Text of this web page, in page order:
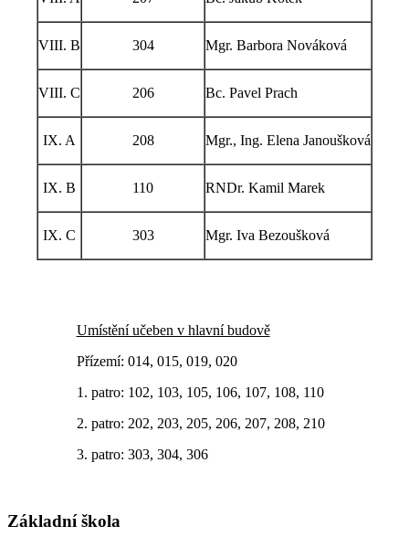
VIII. B 304 Mgr. Barbora Nováková
VIII. C 206 Bc. Pavel Prach
IX. A 208 Mgr., Ing. Elena Janoušková
IX. B 110 RNDr. Kamil Marek
IX. C 303 Mgr. Iva Bezoušková
Umístění učeben v hlavní budově
Přízemí: 014, 015, 019, 020
1. patro: 102, 103, 105, 106, 107, 108, 110
2. patro: 202, 203, 205, 206, 207, 208, 210
3. patro: 303, 304, 306
Základní škola